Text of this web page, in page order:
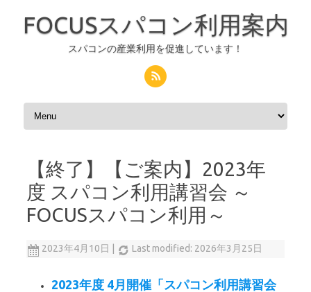
FOCUSスパコン利用案内
スパコンの産業利用を促進しています！
コンテンツへスキップ
【終了】【ご案内】2023年
度 スパコン利用講習会 ～
FOCUSスパコン利用～
2023年4月10日 Last modified: 2026年3月25日
2023年度 4月開催「スパコン利用講習会